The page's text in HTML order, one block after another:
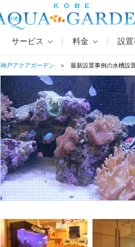
サービス 料金 設置
神戸アクアガーデン 最新設置事例の水槽設